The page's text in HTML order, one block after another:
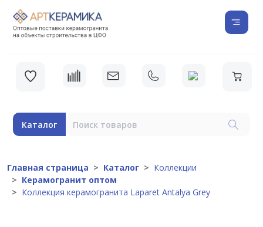
Каталог
Главная страница Каталог
Коллекции
Керамогранит оптом
Коллекция керамогранита Laparet Antalya Grey